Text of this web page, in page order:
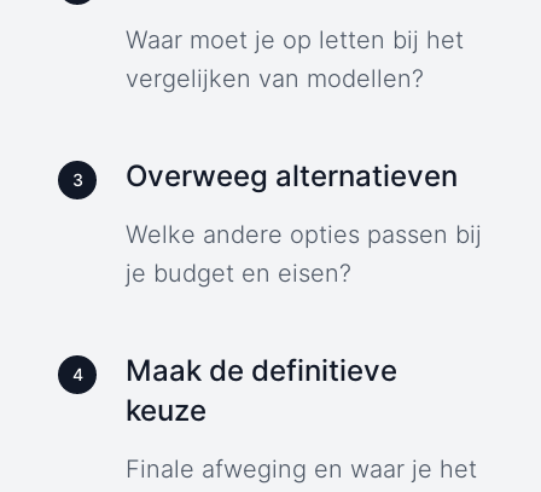
Waar moet je op letten bij het
vergelijken van modellen?
3 Overweeg alternatieven
Welke andere opties passen bij
je budget en eisen?
4
Maak de definitieve
keuze
Finale afweging en waar je het